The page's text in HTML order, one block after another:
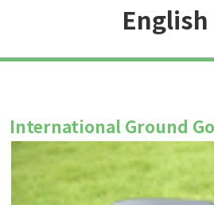
English
International Ground